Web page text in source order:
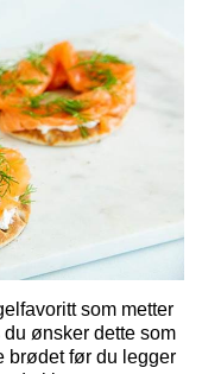
som metter
ønsker dette som
brødet før du legger